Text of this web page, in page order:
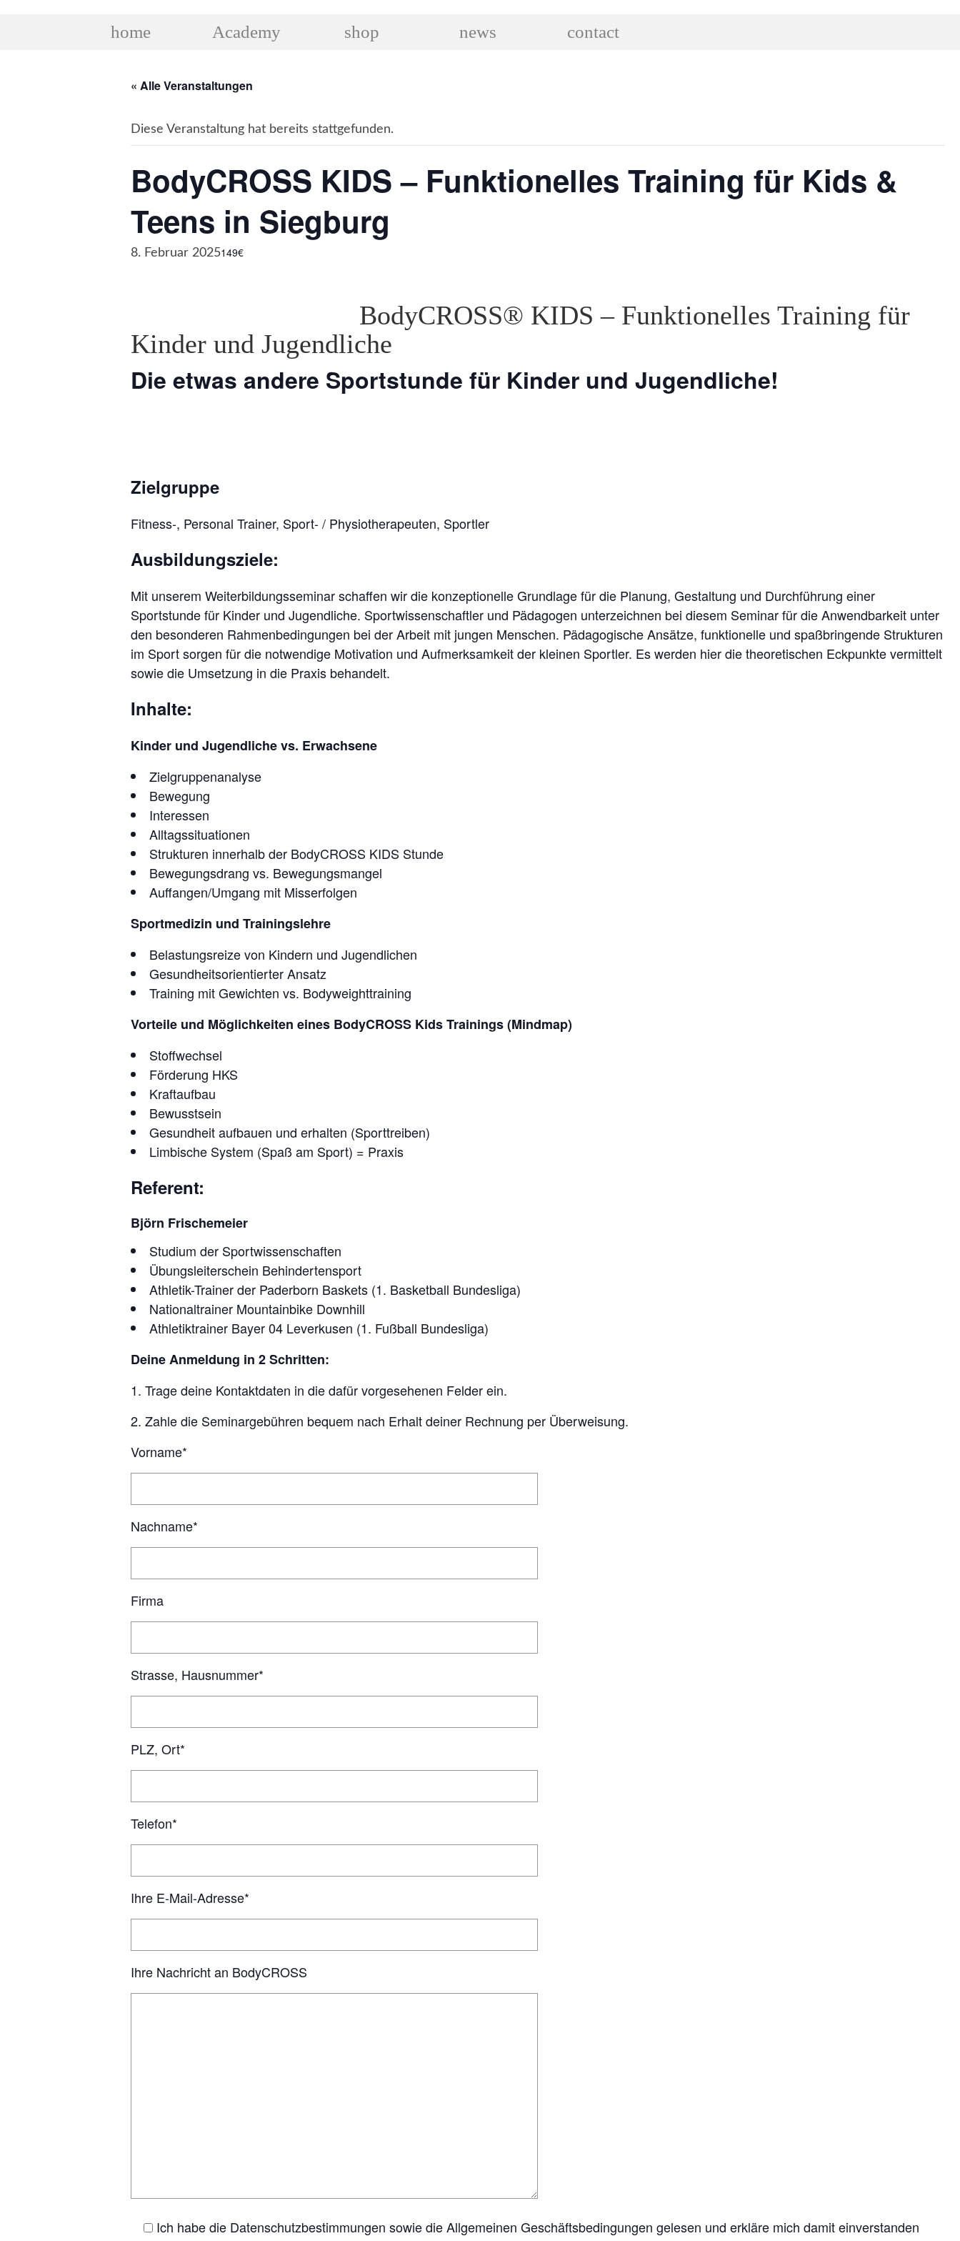
home Academy shop news contact
« Alle Veranstaltungen
Diese Veranstaltung hat bereits stattgefunden.
BodyCROSS KIDS – Funktionelles Training für Kids &
Teens in Siegburg
8. Februar 2025149€
BodyCROSS® KIDS – Funktionelles Training für
Kinder und Jugendliche
Die etwas andere Sportstunde für Kinder und Jugendliche!
Zielgruppe
Fitness-, Personal Trainer, Sport- / Physiotherapeuten, Sportler
Ausbildungsziele:
Mit unserem Weiterbildungsseminar schaffen wir die konzeptionelle Grundlage für die Planung, Gestaltung und Durchführung einer
Sportstunde für Kinder und Jugendliche. Sportwissenschaftler und Pädagogen unterzeichnen bei diesem Seminar für die Anwendbarkeit unter
den besonderen Rahmenbedingungen bei der Arbeit mit jungen Menschen. Pädagogische Ansätze, funktionelle und spaßbringende Strukturen
im Sport sorgen für die notwendige Motivation und Aufmerksamkeit der kleinen Sportler. Es werden hier die theoretischen Eckpunkte vermittelt
sowie die Umsetzung in die Praxis behandelt.
Inhalte:
Kinder und Jugendliche vs. Erwachsene
Zielgruppenanalyse
Bewegung
Interessen
Alltagssituationen
Strukturen innerhalb der BodyCROSS KIDS Stunde
Bewegungsdrang vs. Bewegungsmangel
Auffangen/Umgang mit Misserfolgen
Sportmedizin und Trainingslehre
Belastungsreize von Kindern und Jugendlichen
Gesundheitsorientierter Ansatz
Training mit Gewichten vs. Bodyweighttraining
Vorteile und Möglichkeiten eines BodyCROSS Kids Trainings (Mindmap)
Stoffwechsel
Förderung HKS
Kraftaufbau
Bewusstsein
Gesundheit aufbauen und erhalten (Sporttreiben)
Limbische System (Spaß am Sport) = Praxis
Referent:
Björn Frischemeier
Studium der Sportwissenschaften
Übungsleiterschein Behindertensport
Athletik-Trainer der Paderborn Baskets (1. Basketball Bundesliga)
Nationaltrainer Mountainbike Downhill
Athletiktrainer Bayer 04 Leverkusen (1. Fußball Bundesliga)
Deine Anmeldung in 2 Schritten:
1. Trage deine Kontaktdaten in die dafür vorgesehenen Felder ein.
2. Zahle die Seminargebühren bequem nach Erhalt deiner Rechnung per Überweisung.
Vorname*
Nachname*
Firma
Strasse, Hausnummer*
PLZ, Ort*
Telefon*
Ihre E-Mail-Adresse*
Ihre Nachricht an BodyCROSS
Ich habe die Datenschutzbestimmungen sowie die Allgemeinen Geschäftsbedingungen gelesen und erkläre mich damit einverstanden